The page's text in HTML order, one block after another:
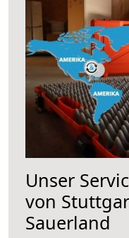
Unser
von
Sauerland